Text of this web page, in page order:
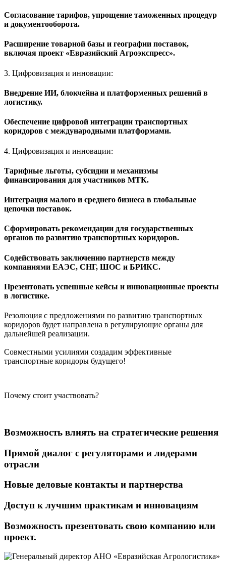
Согласование тарифов, упрощение таможенных процедур
и документооборота.
Расширение товарной базы и географии поставок,
включая проект «Евразийский Агроэкспресс».
3. Цифровизация и инновации:
Внедрение ИИ, блокчейна и платформенных решений в
логистику.
Обеспечение цифровой интеграции транспортных
коридоров с международными платформами.
4. Цифровизация и инновации:
Тарифные льготы, субсидии и механизмы
финансирования для участников МТК.
Интеграция малого и среднего бизнеса в глобальные
цепочки поставок.
Сформировать рекомендации для государственных
органов по развитию транспортных коридоров.
Содействовать заключению партнерств между
компаниями ЕАЭС, СНГ, ШОС и БРИКС.
Презентовать успешные кейсы и инновационные проекты
в логистике.
Резолюция с предложениями по развитию транспортных
коридоров будет направлена в регулирующие органы для
дальнейшей реализации.
Совместными усилиями создадим эффективные
транспортные коридоры будущего!
Почему стоит участвовать?
Возможность влиять на стратегические решения
Прямой диалог с регуляторами и лидерами
отрасли
Новые деловые контакты и партнерства
Доступ к лучшим практикам и инновациям
Возможность презентовать свою компанию или
проект.